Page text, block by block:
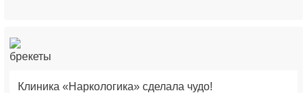
Клиника «Наркологика» сделала чудо!